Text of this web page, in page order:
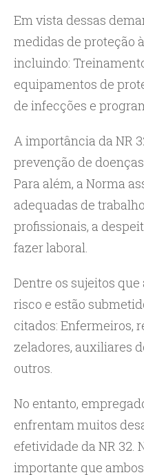
Em vista dessas
medidas de proteção
incluindo:
equipamentos de
de infecções e
A importância da NR
prevenção de
Para além, a Norma
adequadas de
profissionais, a
fazer laboral.
Dentre os sujeitos
risco e estão
citados: Enfermeiros,
zeladores, auxiliares
outros.
No entanto,
enfrentam muitos
efetividade da NR 32.
importante que